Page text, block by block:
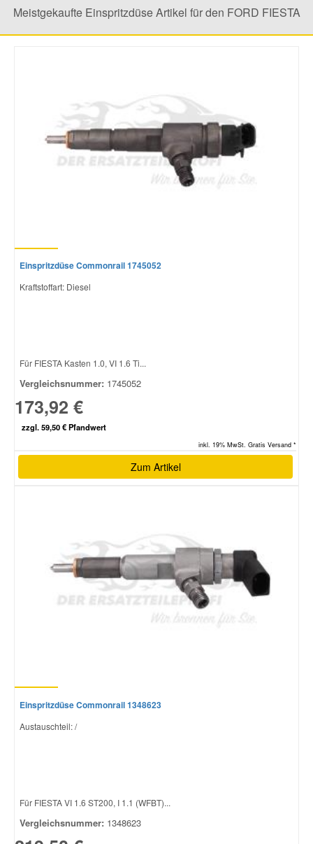
Meistgekaufte Einspritzdüse Artikel für den FORD FIESTA
Einspritzdüse Commonrail 1745052
Kraftstoffart: Diesel
Für FIESTA Kasten 1.0, VI 1.6 Ti...
Vergleichsnummer: 1745052
173,92 €
zzgl. 59,50 € Pfandwert
inkl. 19% MwSt. Gratis Versand *
Zum Artikel
Einspritzdüse Commonrail 1348623
Austauschteil: /
Für FIESTA VI 1.6 ST200, I 1.1 (WFBT)...
Vergleichsnummer: 1348623